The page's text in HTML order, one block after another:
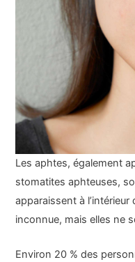
Les aphtes, également
stomatites aphteuses,
apparaissent à
inconnue, mais elles ne
Environ 20 % des